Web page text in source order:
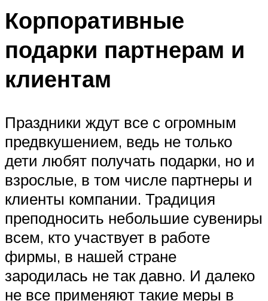
Корпоративные
подарки партнерам и
клиентам
Праздники ждут все с огромным
предвкушением, ведь не только
дети любят получать подарки, но и
взрослые, в том числе партнеры и
клиенты компании. Традиция
преподносить небольшие сувениры
всем, кто участвует в работе
фирмы, в нашей стране
зародилась не так давно. И далеко
не все применяют такие меры в